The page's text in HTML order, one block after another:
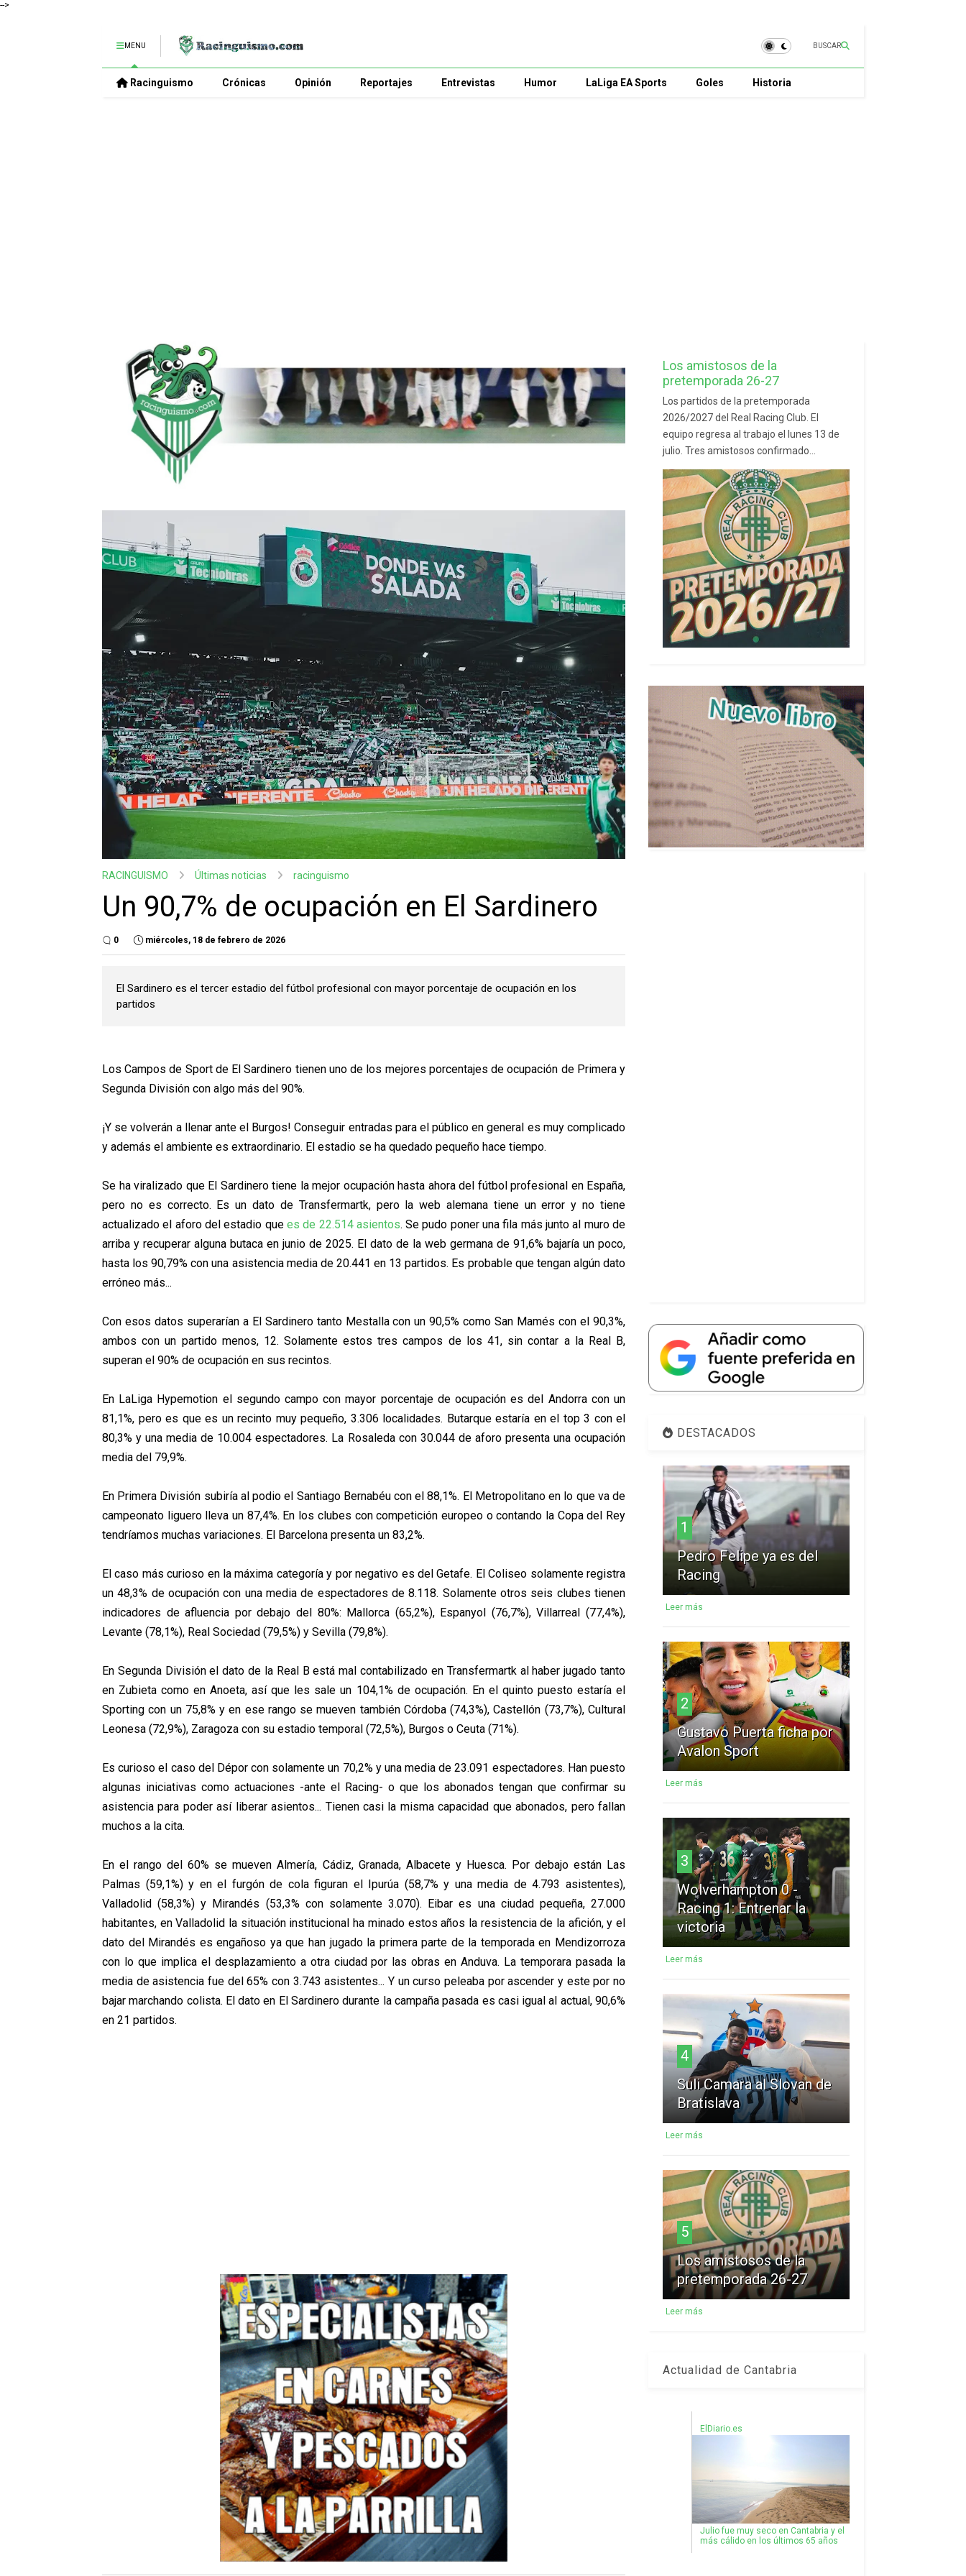
-->
MENU BUSCAR
Racinguismo Crónicas Opinión Reportajes Entrevistas Humor LaLiga EA Sports Goles Historia
RACINGUISMO Últimas noticias racinguismo
Un 90,7% de ocupación en El Sardinero
0 miércoles, 18 de febrero de 2026
El Sardinero es el tercer estadio del fútbol profesional con mayor porcentaje de ocupación en los
partidos
Los Campos de Sport de El Sardinero tienen uno de los mejores porcentajes de ocupación de Primera y
Segunda División con algo más del 90%.
¡Y se volverán a llenar ante el Burgos! Conseguir entradas para el público en general es muy complicado
y además el ambiente es extraordinario. El estadio se ha quedado pequeño hace tiempo.
Se ha viralizado que El Sardinero tiene la mejor ocupación hasta ahora del fútbol profesional en España,
pero no es correcto. Es un dato de Transfermartk, pero la web alemana tiene un error y no tiene
actualizado el aforo del estadio que es de 22.514 asientos. Se pudo poner una fila más junto al muro de
arriba y recuperar alguna butaca en junio de 2025. El dato de la web germana de 91,6% bajaría un poco,
hasta los 90,79% con una asistencia media de 20.441 en 13 partidos. Es probable que tengan algún dato
erróneo más...
Con esos datos superarían a El Sardinero tanto Mestalla con un 90,5% como San Mamés con el 90,3%,
ambos con un partido menos, 12. Solamente estos tres campos de los 41, sin contar a la Real B,
superan el 90% de ocupación en sus recintos.
En LaLiga Hypemotion el segundo campo con mayor porcentaje de ocupación es del Andorra con un
81,1%, pero es que es un recinto muy pequeño, 3.306 localidades. Butarque estaría en el top 3 con el
80,3% y una media de 10.004 espectadores. La Rosaleda con 30.044 de aforo presenta una ocupación
media del 79,9%.
En Primera División subiría al podio el Santiago Bernabéu con el 88,1%. El Metropolitano en lo que va de
campeonato liguero lleva un 87,4%. En los clubes con competición europeo o contando la Copa del Rey
tendríamos muchas variaciones. El Barcelona presenta un 83,2%.
El caso más curioso en la máxima categoría y por negativo es del Getafe. El Coliseo solamente registra
un 48,3% de ocupación con una media de espectadores de 8.118. Solamente otros seis clubes tienen
indicadores de afluencia por debajo del 80%: Mallorca (65,2%), Espanyol (76,7%), Villarreal (77,4%),
Levante (78,1%), Real Sociedad (79,5%) y Sevilla (79,8%).
En Segunda División el dato de la Real B está mal contabilizado en Transfermartk al haber jugado tanto
en Zubieta como en Anoeta, así que les sale un 104,1% de ocupación. En el quinto puesto estaría el
Sporting con un 75,8% y en ese rango se mueven también Córdoba (74,3%), Castellón (73,7%), Cultural
Leonesa (72,9%), Zaragoza con su estadio temporal (72,5%), Burgos o Ceuta (71%).
Es curioso el caso del Dépor con solamente un 70,2% y una media de 23.091 espectadores. Han puesto
algunas iniciativas como actuaciones -ante el Racing- o que los abonados tengan que confirmar su
asistencia para poder así liberar asientos... Tienen casi la misma capacidad que abonados, pero fallan
muchos a la cita.
En el rango del 60% se mueven Almería, Cádiz, Granada, Albacete y Huesca. Por debajo están Las
Palmas (59,1%) y en el furgón de cola figuran el Ipurúa (58,7% y una media de 4.793 asistentes),
Valladolid (58,3%) y Mirandés (53,3% con solamente 3.070). Eibar es una ciudad pequeña, 27.000
habitantes, en Valladolid la situación institucional ha minado estos años la resistencia de la afición, y el
dato del Mirandés es engañoso ya que han jugado la primera parte de la temporada en Mendizorroza
con lo que implica el desplazamiento a otra ciudad por las obras en Anduva. La temporara pasada la
media de asistencia fue del 65% con 3.743 asistentes... Y un curso peleaba por ascender y este por no
bajar marchando colista. El dato en El Sardinero durante la campaña pasada es casi igual al actual, 90,6%
en 21 partidos.
Los amistosos de la
pretemporada 26-27
Los partidos de la pretemporada
2026/2027 del Real Racing Club. El
equipo regresa al trabajo el lunes 13 de
julio. Tres amistosos confirmado...
DESTACADOS
1
Pedro Felipe ya es del
Racing
Leer más
2
Gustavo Puerta ficha por
Avalon Sport
Leer más
3
Wolverhampton 0 -
Racing 1: Entrenar la
victoria
Leer más
4
Suli Camara al Slovan de
Bratislava
Leer más
5
Los amistosos de la
pretemporada 26-27
Leer más
Actualidad de Cantabria
ElDiario.es
Julio fue muy seco en Cantabria y el
más cálido en los últimos 65 años